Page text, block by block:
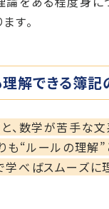
す。
解できる簿記
と、数学が苦手
も“ルールの理解
学べばスムーズに